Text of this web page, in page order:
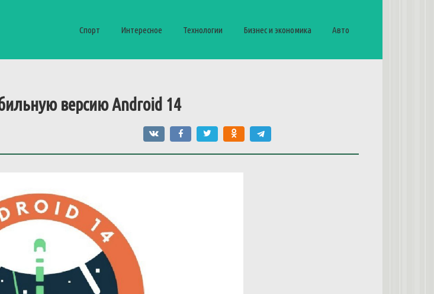
Спорт Интересное Технологии Бизнес и экономика Авто
версиюAndroid 14